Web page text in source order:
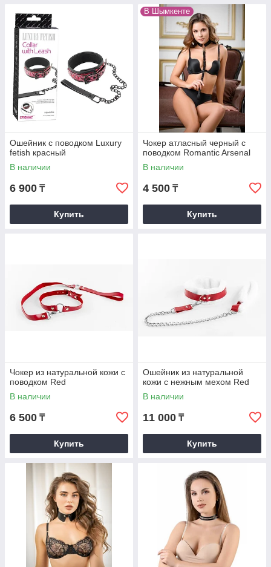
Ошейник с поводком Luxury
fetish красный
В наличии
6 900 ₸
Купить
В Шымкенте
Чокер атласный черный с
поводком Romantic Arsenal
В наличии
4 500 ₸
Купить
Чокер из натуральной кожи с
поводком Red
В наличии
6 500 ₸
Купить
Ошейник из натуральной
кожи с нежным мехом Red
В наличии
11 000 ₸
Купить